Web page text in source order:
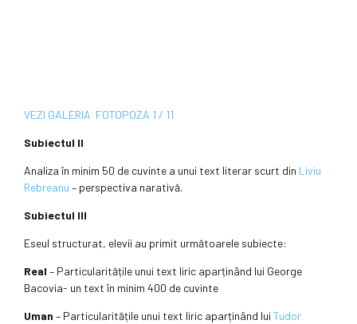
VEZI GALERIA FOTOPOZA 1 / 11
Subiectul II
Analiza în minim 50 de cuvinte a unui text literar scurt din Liviu
Rebreanu – perspectiva narativă.
Subiectul III
Eseul structurat, elevii au primit următoarele subiecte:
Real – Particularitățile unui text liric aparținând lui George
Bacovia- un text în minim 400 de cuvinte
Uman – Particularitățile unui text liric aparținând lui Tudor